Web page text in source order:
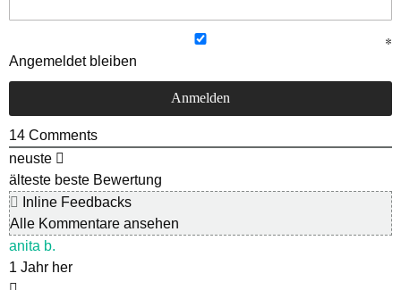
Angemeldet bleiben
14 Comments
neuste
älteste beste Bewertung
Inline Feedbacks
Alle Kommentare ansehen
anita b.
1 Jahr her